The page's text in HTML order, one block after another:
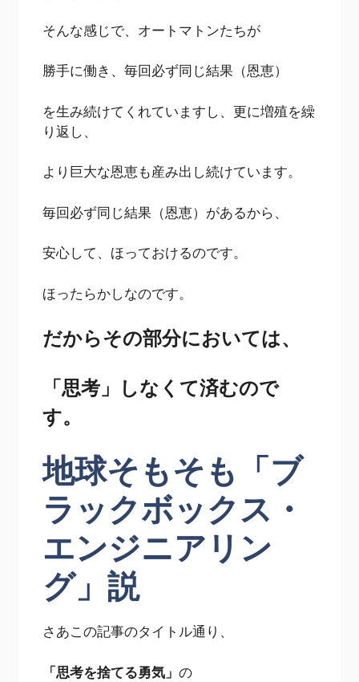
そんな感じで、オートマトンたちが
勝手に働き、毎回必ず同じ結果（恩恵）
を生み続けてくれていますし、更に増殖を繰
り返し、
より巨大な恩恵も産み出し続けています。
毎回必ず同じ結果（恩恵）があるから、
安心して、ほっておけるのです。
ほったらかしなのです。
だからその部分においては、
「思考」しなくて済むので
す。
地球そもそも「ブ
ラックボックス・
エンジニアリン
グ」説
さあこの記事のタイトル通り、
「思考を捨てる勇気」の